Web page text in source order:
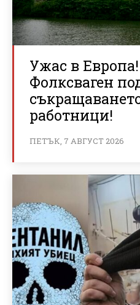
Ужас в
Фолксваген
работници!
ПЕТЪК, 7 АВГУСТ 2026